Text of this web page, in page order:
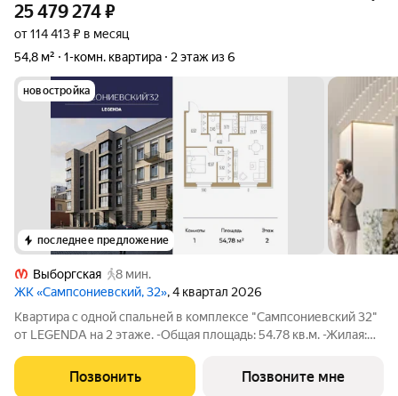
25 479 274₽
от 114 413 ₽ в месяц
54,8 м²
1-комн. квартира 2 этаж из 6
новостройка
последнее предложение
Выборгская
8 мин.
ЖК «Сампсониевский, 32», 4 квартал 2026
Квартира с одной спальней в комплексе "Сампсониевский 32"
от LEGENDA на 2 этаже. -Общая площадь: 54.78 кв.м. -Жилая:
-Высота потолков 2.7 м. Все окна выходят на одну сторону. В
квартире один
Позвонить Позвоните мне